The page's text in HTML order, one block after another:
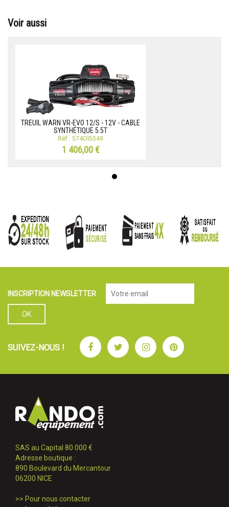
Voir aussi
TREUIL WARN VR-EVO 12/S - 12V - CABLE
SYNTHÉTIQUE 5.5T
Réf.: 574OI5549
1 406,00 €
INSCRIPTION NEWSLETTER
SUIVEZ-NOUS ! FacebookTwitterInstagramPinterest
SAS au Capital 80 000 €
Adresse boutique :
890 Boulevard du Mercantour
06200 NICE
>> Pour nous contacter